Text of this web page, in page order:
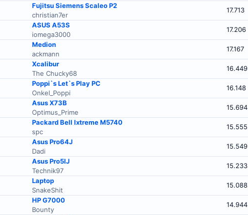
Fujitsu Siemens Scaleo P2
christian7er
17.713
ASUS A53S
iomega3000
17.206
Medion
ackmann
17.167
Xcalibur
The Chucky68
16.449
Poppi`s Let`s Play PC
Onkel_Poppi
16.148
Asus X73B
Optimus_Prime
15.694
Packard Bell Ixtreme M5740
spc
15.555
Asus Pro64J
Dadi
15.549
Asus Pro5IJ
Technik97
15.233
Laptop
SnakeShit
15.088
HP G7000
Bounty
14.944